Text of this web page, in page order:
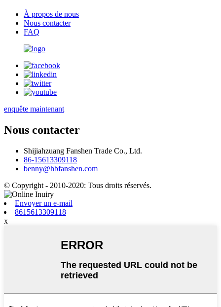
À propos de nous
Nous contacter
FAQ
enquête maintenant
Nous contacter
Shijiahzuang Fanshen Trade Co., Ltd.
86-15613309118
benny@hbfanshen.com
© Copyright - 2010-2020: Tous droits réservés.
Envoyer un e-mail
8615613309118
x